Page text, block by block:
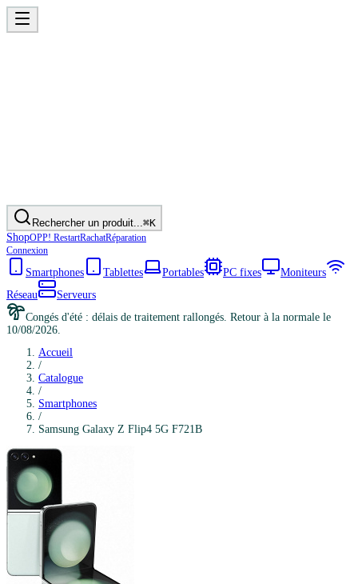
Rechercher un produit...⌘K
ShopOPP! RestartRachatRéparation
Connexion
Smartphones Tablettes Portables PC fixes
Moniteurs
Réseau
Serveurs
Congés d'été : délais de traitement rallongés. Retour à la normale le
10/08/2026.
Accueil
/
Catalogue
/
Smartphones
/
Samsung Galaxy Z Flip4 5G F721B